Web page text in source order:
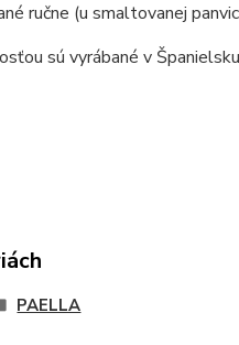
ručne (u smaltovanej
sú vyrábané v
PAELLA